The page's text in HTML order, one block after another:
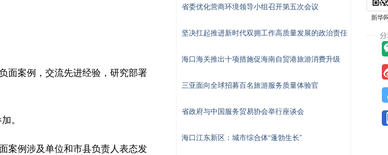
案例，交流先进经验，研究部署
。
例涉及单位和市县负责人表态发
省委优化营商环境领导小组召开第五次会议
坚决扛起推进新时代双拥工作高质量发展的政治责任
海口海关推出十项措施促海南自贸港旅游消费升级
三亚面向全球招募百名旅游服务质量体验官
省政府与中国服务贸易协会举行座谈会
海口江东新区：城市综合体“蓬勃生长”